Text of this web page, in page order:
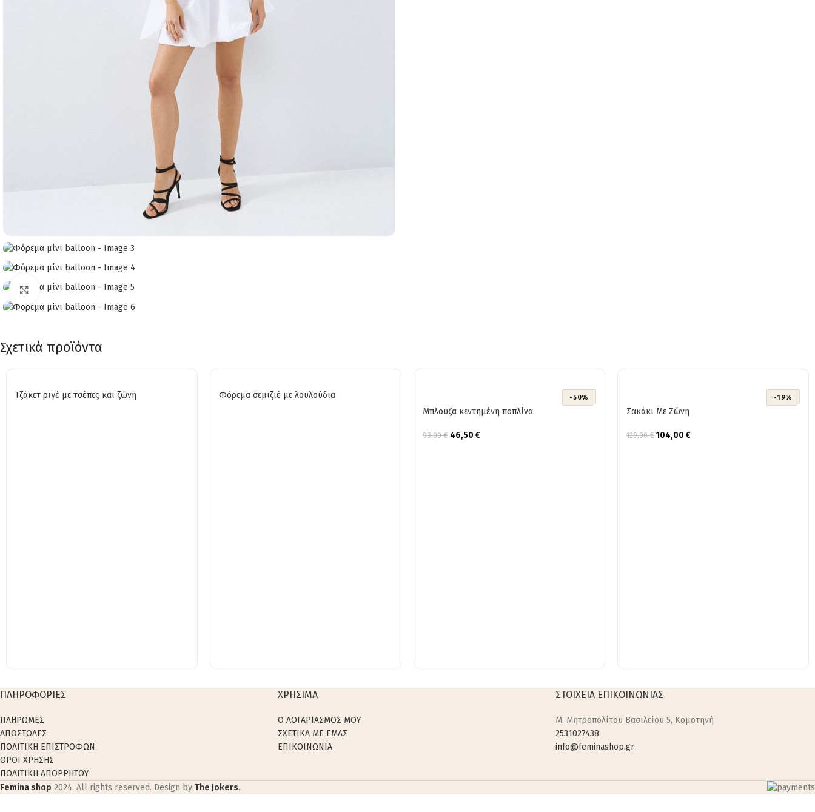
Click to enlarge
Σχετικά προϊόντα
Τζάκετ ριγέ με τσέπες και ζώνη Φόρεμα σεμιζιέ με λουλούδια -50%
Μπλούζα κεντημένη ποπλίνα
93,00€ 46,50 €
-19%
Σακάκι Με Ζώνη
129,00€ 104,00 €
ΠΛΗΡΟΦΟΡΙΕΣ
ΠΛΗΡΩΜΕΣ
ΑΠΟΣΤΟΛΕΣ
ΠΟΛΙΤΙΚΗ ΕΠΙΣΤΡΟΦΩΝ
ΟΡΟΙ ΧΡΗΣΗΣ
ΠΟΛΙΤΙΚΗ ΑΠΟΡΡΗΤΟΥ
ΧΡΗΣΙΜΑ
Ο ΛΟΓΑΡΙΑΣΜΟΣ ΜΟΥ
ΣΧΕΤΙΚΑ ΜΕ ΕΜΑΣ
ΕΠΙΚΟΙΝΩΝΙΑ
ΣΤΟΙΧΕΙΑ ΕΠΙΚΟΙΝΩΝΙΑΣ
M. Μητροπολίτου Βασιλείου 5, Κομοτηνή
2531027438
info@feminashop.gr
Femina shop 2024. All rights reserved. Design by The Jokers.